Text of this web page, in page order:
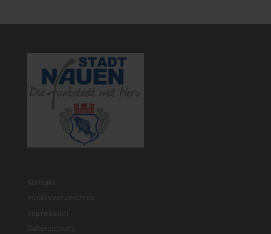
Kontakt
Inhaltsverzeichnis
Impressum
Datenschutz